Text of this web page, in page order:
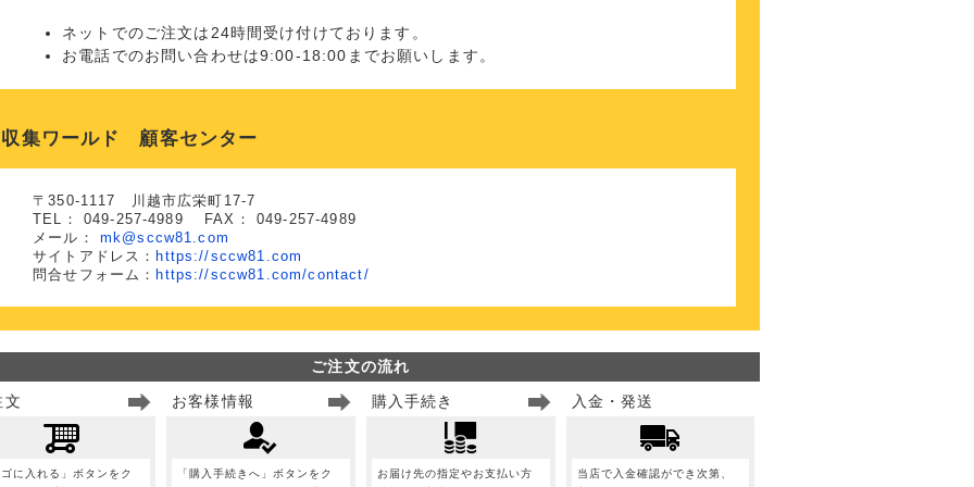
ネットでのご注文は24時間受け付けております。
お電話でのお問い合わせは9:00-18:00までお願いします。
収集ワールド 顧客センター
〒350-1117 川越市広栄町17-7
TEL： 049-257-4989 FAX： 049-257-4989
メール： mk@sccw81.com
サイトアドレス： https://sccw81.com
問合せフォーム： https://sccw81.com/contact/
ご注文の流れ
文
に入れる」ボタンをク
お客様情報
「購入手続きへ」ボタンをク
購入手続き
お届け先の指定やお支払い方
入金・発送
当店で入金確認ができ次第、